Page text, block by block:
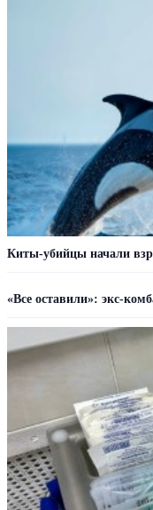
Киты-убийцы начали
«Все оставили»: экс-